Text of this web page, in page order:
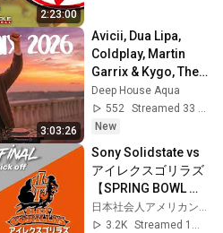
2:23:00
3:03:26
Avicii, Dua Lipa,
Coldplay, Martin
Garrix & Kygo, The
Chainsmokers
Style - SUMMER
DEEP HOUSE Mix
Deep House Aqua
552
Streamed 33 min ago
New
Sony Solidstate vs
アイレクスゴリラズ
【SPRING BOWL
TOURNAMENT
2026】
日本社会人アメリカンフットボール協会_X2X3リーグ公式
3.2K
Streamed 1mo ago